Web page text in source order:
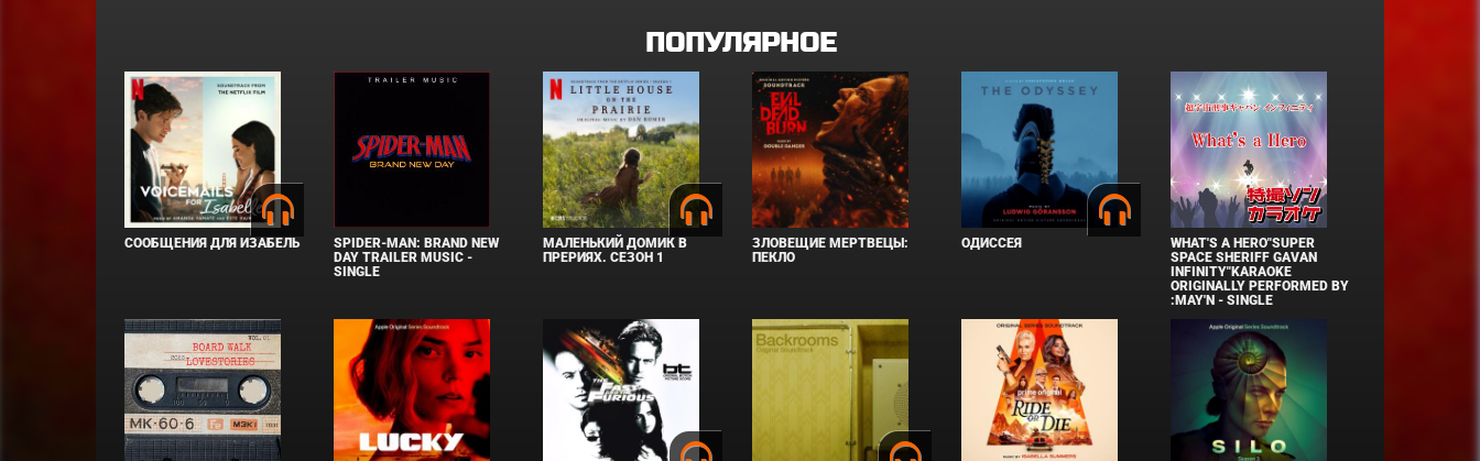
ПОПУЛЯРНОЕ
СООБЩЕНИЯ ДЛЯ ИЗАБЕЛЬ
SPIDER-MAN: BRAND NEW
DAY TRAILER MUSIC -
SINGLE
МАЛЕНЬКИЙ ДОМИК В
ПРЕРИЯХ. СЕЗОН 1
ЗЛОВЕЩИЕ МЕРТВЕЦЫ:
ПЕКЛО
ОДИССЕЯ
WHAT'S A HERO"SUPER
SPACE SHERIFF GAVAN
INFINITY"KARAOKE
ORIGINALLY PERFORMED BY
:MAY'N - SINGLE